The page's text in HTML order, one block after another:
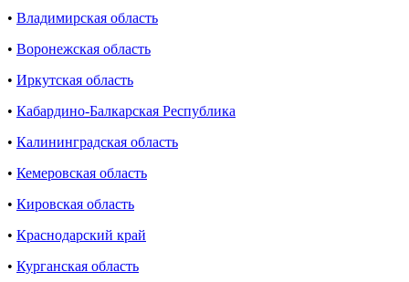
• Владимирская область
• Воронежская область
• Иркутская область
• Кабардино-Балкарская Республика
• Калининградская область
• Кемеровская область
• Кировская область
• Краснодарский край
• Курганская область